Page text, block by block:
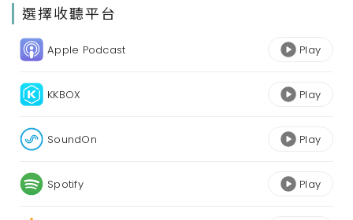
選擇收聽平台
Apple Podcast Play
KKBOX Play
SoundOn Play
Spotify Play